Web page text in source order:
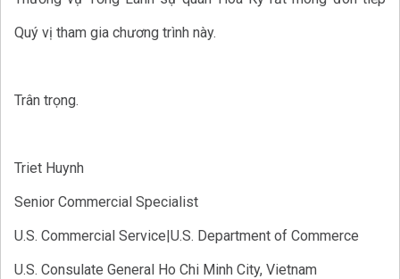
Quý vị tham gia chương trình này.
Trân trọng.
Triet Huynh
Senior Commercial Specialist
U.S. Commercial Service|U.S. Department of Commerce
U.S. Consulate General Ho Chi Minh City, Vietnam